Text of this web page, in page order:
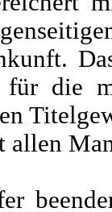
die
allen